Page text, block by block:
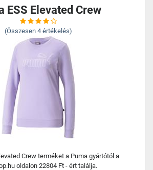
ESS Elevated Crew
(Összesen 4 értékelés)
Crew terméket a Puma gyártótól a
oldalon 22804 Ft - ért találja.